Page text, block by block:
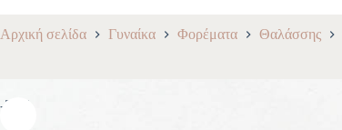
Αρχική σελίδα Γυναίκα Φορέματα Θαλάσσης
-30%